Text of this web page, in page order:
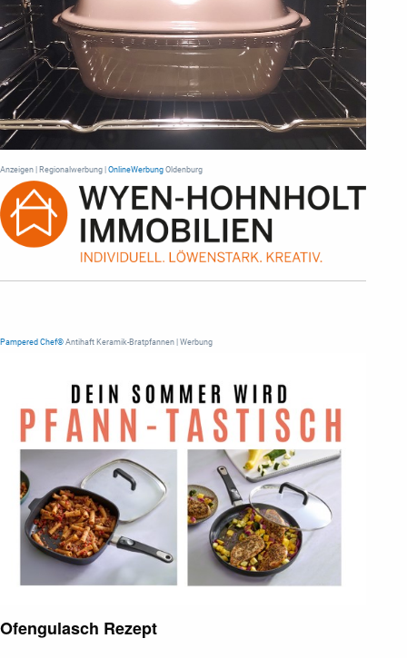
Anzeigen | Regionalwerbung | OnlineWerbung Oldenburg
Pampered Chef® Antihaft Keramik-Bratpfannen | Werbung
Ofengulasch Rezept